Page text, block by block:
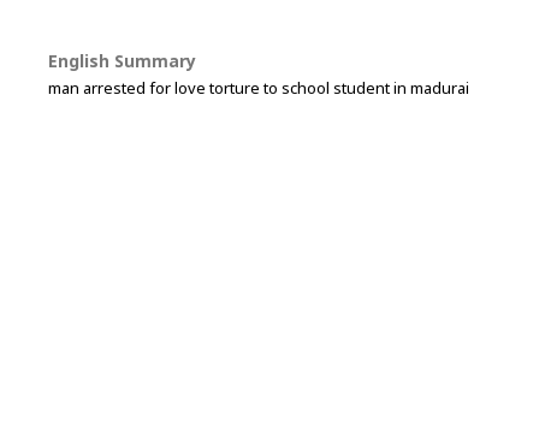
English Summary
man arrested for love torture to school student in madurai